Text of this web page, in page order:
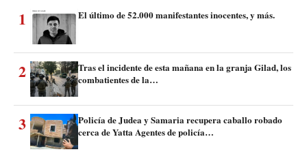
1 El último de 52.000 manifestantes inocentes, y más.
2
Tras el incidente de esta mañana en la granja Gilad, los
combatientes de la…
3
Policía de Judea y Samaria recupera caballo robado
cerca de Yatta Agentes de policía…